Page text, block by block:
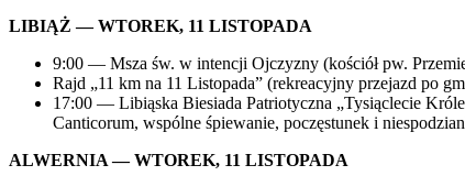
LIBIĄŻ — WTOREK, 11 LISTOPADA
9:00 — Msza św. w intencji Ojczyzny (kościół pw.
Rajd „11 km na 11 Listopada” (rekreacyjny przejazd po
17:00 — Libiąska Biesiada Patriotyczna „Tysiąclecie
Canticorum, wspólne śpiewanie, poczęstunek i
ALWERNIA — WTOREK, 11 LISTOPADA